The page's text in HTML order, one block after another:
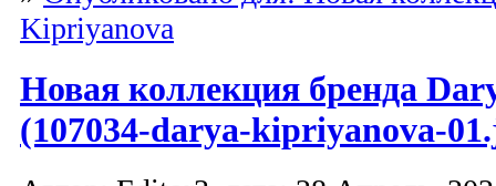
Kipriyanova
Новая коллекция бренда
(107034-darya-kipriyanova-